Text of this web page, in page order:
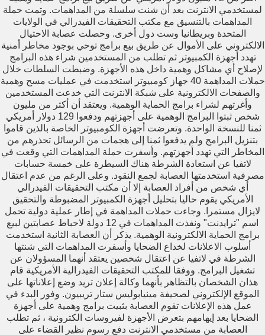
لمستخدمي الانترنت بعد أن شنت سلسلة من المداهمات. وتمت حملة
المداهمات بالتنسيق مع مكتب التحقيقات الفيدرالي في الولايات
المتحدة وبريطانيا وست دول أخرى. وحصلت عصابة الاحتيال
الالكتروني على الأموال عن طريق بيع برامج توحي بوجود مخاطر أمنية
تهدد أجهزة الكمبيوتر ثم تطلب من المستخدمين شراء هذه البرامج
لإصلاح أي مشاكل وهمية داخل هذه الأجهزة. وضبطت السلطات خلال
حملات المداهمة 40 جهاز كومبيوتر استخدمت في عمليات مسح وهمية
والصفحات الالكترونية على شبكة الانترنت التي خدعت المستخدمين
وأغرتهم لشراء برامج الحماية الوهمية. ويعتقد أن أكثر من مليون
شخص ثبتوا البرامج الوهمية على أجهزتهم ودفعوا 129 دولار أمريكي
ثمنا للنسخة الواحدة. وتعرضت أجهزة الكومبيوتر الخاصة بالذين قاموا
بتنزيل البرامج ولم يدفعوا ثمنا إلى هجمات من الرسائل تحذرهم من
المخاطر التي تهدد أجهزتهم. وأسفرت حملة المداهمات التي وقعت في
لاتفيا عن استعادة الشرطة هناك السيطرة على خمسة حسابات
مصرفية استخدمتها العصابة لجمع النقود. وعلى الرغم من عدم اعتقال
أي شخص من أفراد العصابة إلا أن مكتب التحقيقات الفيدرالي
الأمريكي يقوم حاليا بتحليل أجهزة الكمبيوتر المضبوطة والتحقيق
لايزال مستمرا. وجاءت حملات المداهمة في إطار عملية دولية تحمل
اسم "ترايدنت" ونفذت المداهمات في 12 دولة لاحباط عصابتين لبيع
برامج الحماية الالكترونية الوهمية. يذكر أن العصابة الثانية استخدمت
أسلوب الاعلانات لخداع الضحايا وأسفرت المداهمات التي شنتها
الشرطة في لاتفيا عن اعتقال شخصين يعتقد أنهما المسؤولان عن
تشغيل البرامج. ووفقا للمكتب التحقيقات الفيدرالية الأمريكية قام
هذان الشخصان بالتظاهر بأنهما وكالة إعلان تريد وضع إعلاناتها على
الموقع الإلكتروني لصحيفة مينيابوليس ستار تريبيون. وفور البدء في
عمل هذه الإعلانات تقوم العصابة بثبيت برامج وهمية على أجهزة
الضحايا بعد إيهامهم بتعرض الأجهزة لفيروسات الكترونية ، ثم تطلب
العصابة من مستخدمي الانترنت دفع رسوم نظير القضاء على